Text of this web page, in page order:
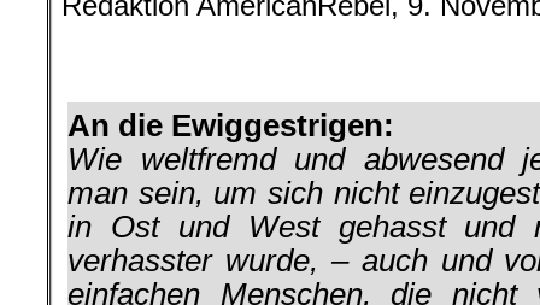
An die Ewiggestrigen:
Wie weltfremd und abwesend
man sein, um sich nicht
in Ost und West gehasst und
verhasster wurde, – auch und
einfachen Menschen, die nicht